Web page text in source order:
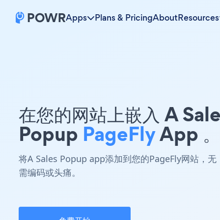
Apps Plans & PricingAboutResources
在您的网站上嵌入 A
Popup PageFlyApp 。
将A Sales Popup app添加到您的PageFly网站，无
需编码或头痛。